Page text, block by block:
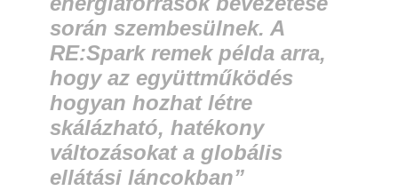
során szembesülnek. A
RE:Spark remek példa arra,
hogy az együttműködés
hogyan hozhat létre
skálázható, hatékony
változásokat a globális
ellátási láncokban”